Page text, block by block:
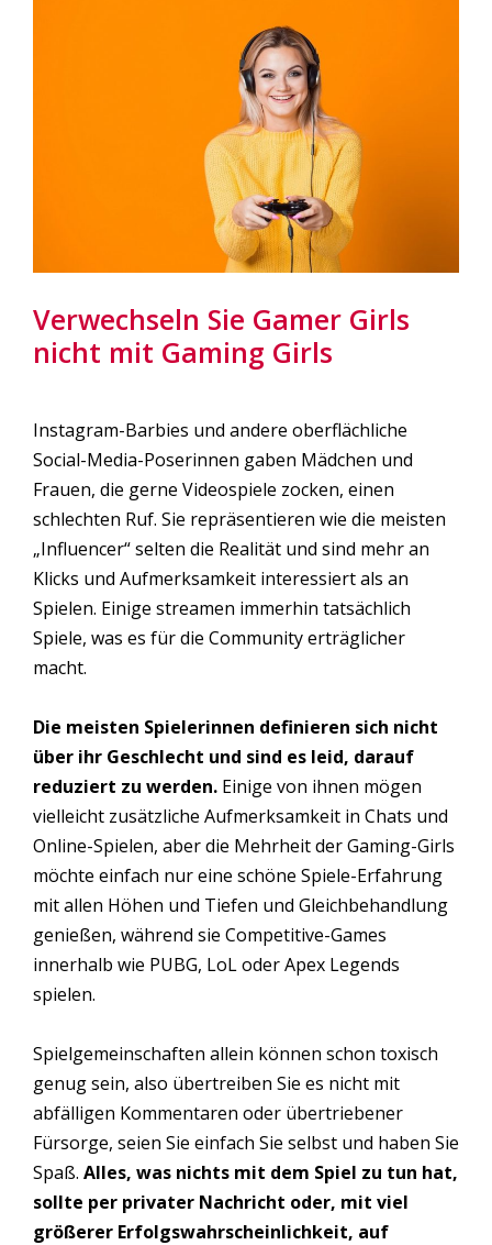
Verwechseln Sie Gamer Girls
nicht mit Gaming Girls
Instagram-Barbies und andere oberflächliche
Social-Media-Poserinnen gaben Mädchen und
Frauen, die gerne Videospiele zocken, einen
schlechten Ruf. Sie repräsentieren wie die meisten
„Influencer“ selten die Realität und sind mehr an
Klicks und Aufmerksamkeit interessiert als an
Spielen. Einige streamen immerhin tatsächlich
Spiele, was es für die Community erträglicher
macht.
Die meisten Spielerinnen definieren sich nicht
über ihr Geschlecht und sind es leid, darauf
reduziert zu werden. Einige von ihnen mögen
vielleicht zusätzliche Aufmerksamkeit in Chats und
Online-Spielen, aber die Mehrheit der Gaming-Girls
möchte einfach nur eine schöne Spiele-Erfahrung
mit allen Höhen und Tiefen und Gleichbehandlung
genießen, während sie Competitive-Games
innerhalb wie PUBG, LoL oder Apex Legends
spielen.
Spielgemeinschaften allein können schon toxisch
genug sein, also übertreiben Sie es nicht mit
abfälligen Kommentaren oder übertriebener
Fürsorge, seien Sie einfach Sie selbst und haben Sie
Spaß. Alles, was nichts mit dem Spiel zu tun hat,
sollte per privater Nachricht oder, mit viel
größerer Erfolgswahrscheinlichkeit, auf